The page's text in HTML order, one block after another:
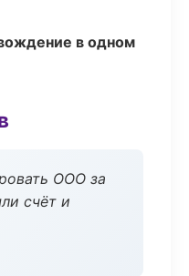
в одном
ООО за
счёт и